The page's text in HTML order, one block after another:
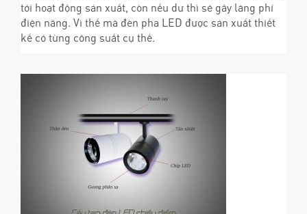
tới hoạt động sản xuất, còn nếu dư thì sẽ gây lãng phí
điện năng. Vì thế mà đèn pha LED được sản xuất thiết
kế có từng công suất cụ thể.